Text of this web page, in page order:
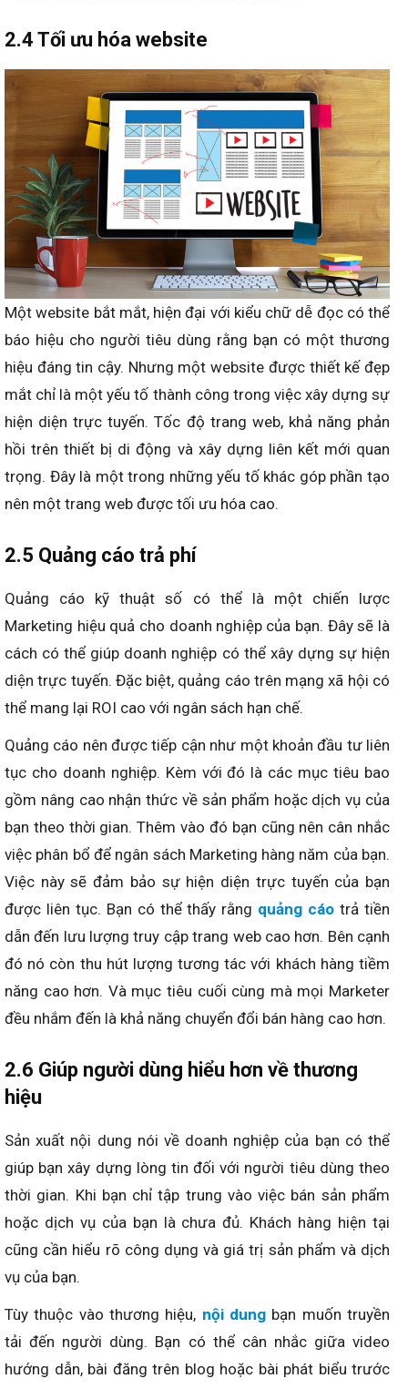
2.4 Tối ưu hóa website
Một website bắt mắt, hiện đại với kiểu chữ dễ đọc có thể
báo hiệu cho người tiêu dùng rằng bạn có một thương
hiệu đáng tin cậy. Nhưng một website được thiết kế đẹp
mắt chỉ là một yếu tố thành công trong việc xây dựng sự
hiện diện trực tuyến. Tốc độ trang web, khả năng phản
hồi trên thiết bị di động và xây dựng liên kết mới quan
trọng. Đây là một trong những yếu tố khác góp phần tạo
nên một trang web được tối ưu hóa cao.
2.5 Quảng cáo trả phí
Quảng cáo kỹ thuật số có thể là một chiến lược
Marketing hiệu quả cho doanh nghiệp của bạn. Đây sẽ là
cách có thể giúp doanh nghiệp có thể xây dựng sự hiện
diện trực tuyến. Đặc biệt, quảng cáo trên mạng xã hội có
thể mang lại ROI cao với ngân sách hạn chế.
Quảng cáo nên được tiếp cận như một khoản đầu tư liên
tục cho doanh nghiệp. Kèm với đó là các mục tiêu bao
gồm nâng cao nhận thức về sản phẩm hoặc dịch vụ của
bạn theo thời gian. Thêm vào đó bạn cũng nên cân nhắc
việc phân bổ để ngân sách Marketing hàng năm của bạn.
Việc này sẽ đảm bảo sự hiện diện trực tuyến của bạn
được liên tục. Bạn có thể thấy rằng quảng cáo trả tiền
dẫn đến lưu lượng truy cập trang web cao hơn. Bên cạnh
đó nó còn thu hút lượng tương tác với khách hàng tiềm
năng cao hơn. Và mục tiêu cuối cùng mà mọi Marketer
đều nhắm đến là khả năng chuyển đổi bán hàng cao hơn.
2.6 Giúp người dùng hiểu hơn về thương
hiệu
Sản xuất nội dung nói về doanh nghiệp của bạn có thể
giúp bạn xây dựng lòng tin đối với người tiêu dùng theo
thời gian. Khi bạn chỉ tập trung vào việc bán sản phẩm
hoặc dịch vụ của bạn là chưa đủ. Khách hàng hiện tại
cũng cần hiểu rõ công dụng và giá trị sản phẩm và dịch
vụ của bạn.
Tùy thuộc vào thương hiệu, nội dung bạn muốn truyền
tải đến người dùng. Bạn có thể cân nhắc giữa video
hướng dẫn, bài đăng trên blog hoặc bài phát biểu trước